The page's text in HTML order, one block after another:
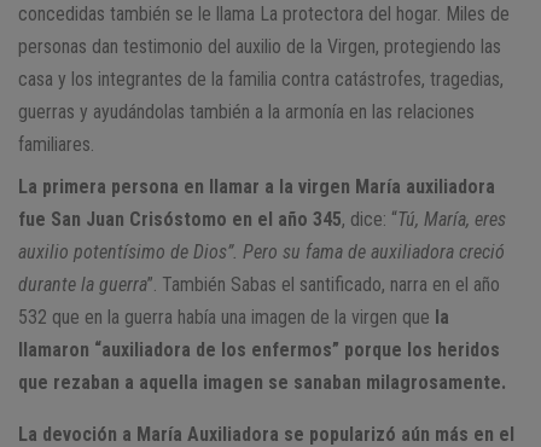
concedidas también se le llama La protectora del hogar. Miles de
personas dan testimonio del auxilio de la Virgen, protegiendo las
casa y los integrantes de la familia contra catástrofes, tragedias,
guerras y ayudándolas también a la armonía en las relaciones
familiares.
La primera persona en llamar a la virgen María auxiliadora
fue San Juan Crisóstomo en el año 345, dice: “Tú, María, eres
auxilio potentísimo de Dios”. Pero su fama de auxiliadora creció
durante la guerra”. También Sabas el santificado, narra en el año
532 que en la guerra había una imagen de la virgen que la
llamaron “auxiliadora de los enfermos” porque los heridos
que rezaban a aquella imagen se sanaban milagrosamente.
La devoción a María Auxiliadora se popularizó aún más en el